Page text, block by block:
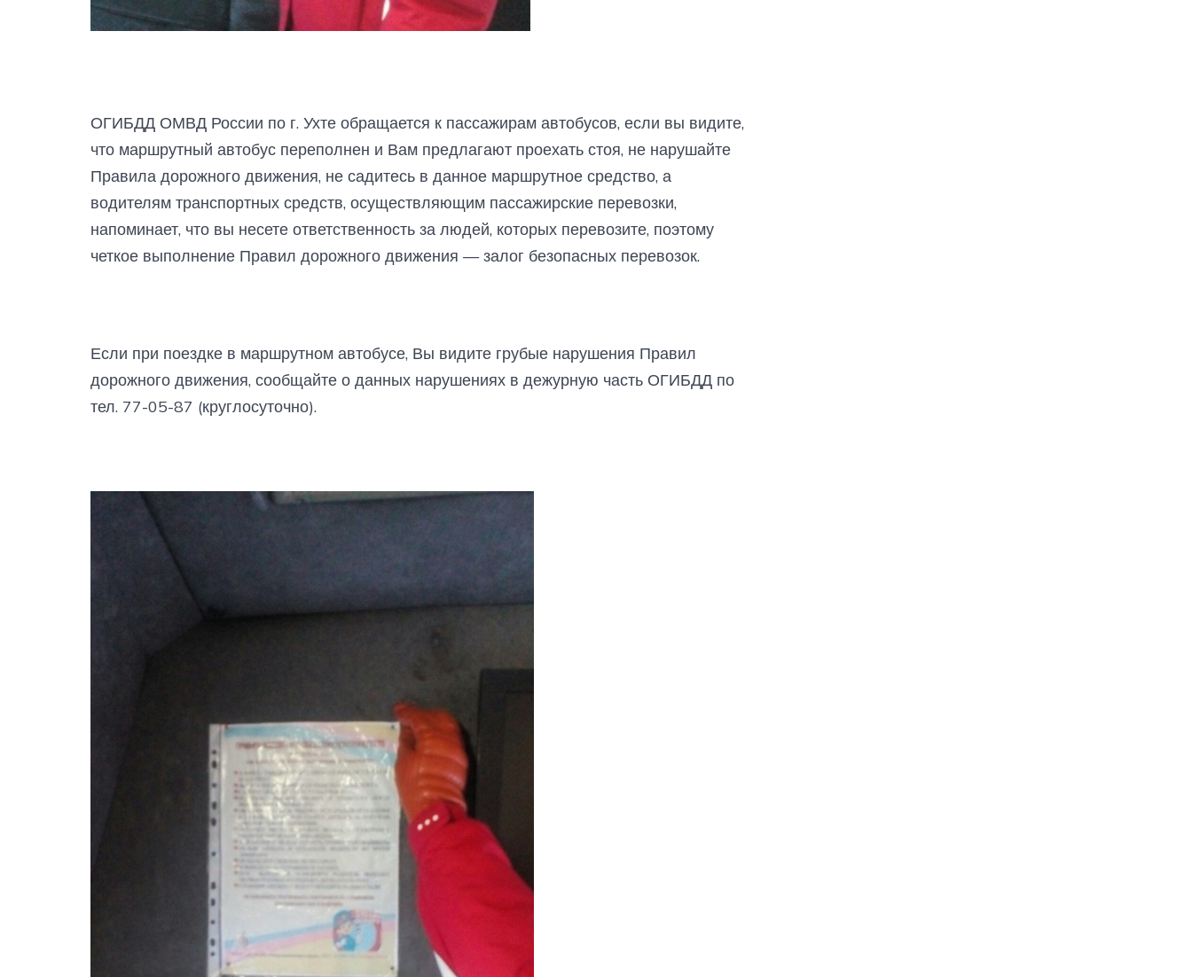
ОГИБДД ОМВД России по г. Ухте обращается к пассажирам автобусов, если вы видите,
что маршрутный автобус переполнен и Вам предлагают проехать стоя, не нарушайте
Правила дорожного движения, не садитесь в данное маршрутное средство, а
водителям транспортных средств, осуществляющим пассажирские перевозки,
напоминает, что вы несете ответственность за людей, которых перевозите, поэтому
четкое выполнение Правил дорожного движения — залог безопасных перевозок.
Если при поездке в маршрутном автобусе, Вы видите грубые нарушения Правил
дорожного движения, сообщайте о данных нарушениях в дежурную часть ОГИБДД по
тел. 77-05-87 (круглосуточно).